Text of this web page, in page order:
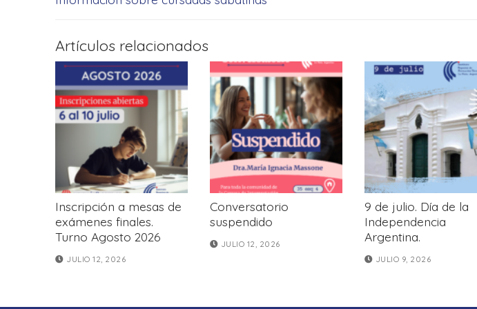
Artículos relacionados
Inscripción a mesas de
exámenes finales.
Turno Agosto 2026
JULIO 12, 2026
Conversatorio
suspendido
JULIO 12, 2026
9 de julio. Día de la
Independencia
Argentina.
JULIO 9, 2026